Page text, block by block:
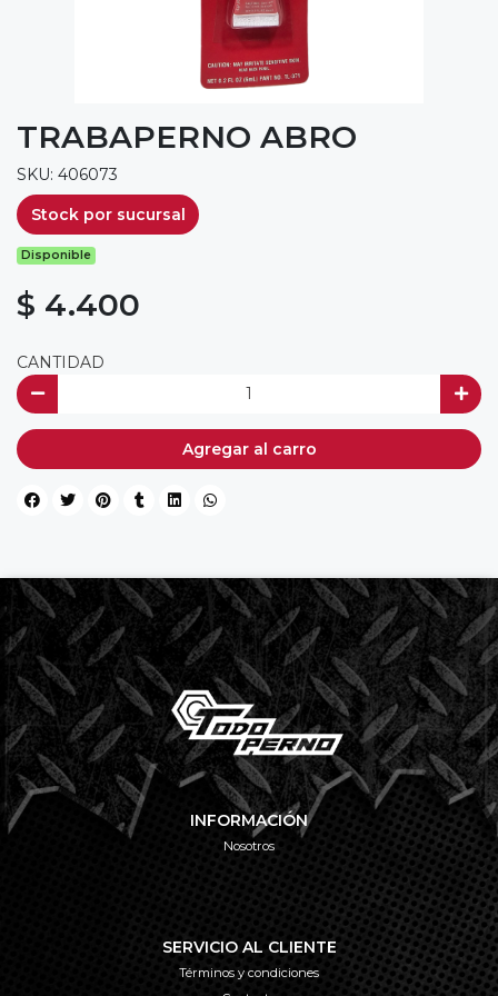
TRABAPERNO ABRO
SKU: 406073
Stock por sucursal
Disponible
$ 4.400
CANTIDAD
Agregar al carro
INFORMACIÓN
Nosotros
SERVICIO AL CLIENTE
Términos y condiciones